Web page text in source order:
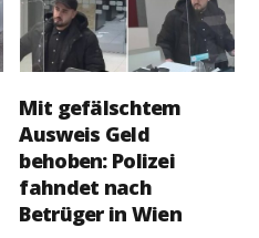
Mit gefälschtem
Ausweis Geld
behoben: Polizei
fahndet nach
Betrüger in Wien